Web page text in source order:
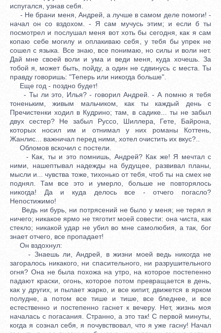
испугался, узнав себя.
- Не брани меня, Андрей, а лучше в самом деле помоги! -
начал он со вздохом. - Я сам мучусь этим; и если б ты
посмотрел и послушал меня вот хоть бы сегодня, как я сам
копаю себе могилу и оплакиваю себя, у тебя бы упрек не
сошел с языка. Все знаю, все понимаю, но силы и воли нет.
Дай мне своей воли и ума и веди меня, куда хочешь. За
тобой я, может быть, пойду, а один не сдвинусь с места. Ты
правду говоришь: "Теперь или никогда больше".
Еще год - поздно будет!
- Ты ли это, Илья? - говорил Андрей. - А помню я тебя
тоненьким, живым мальчиком, как ты каждый день с
Пречистенки ходил в Кудрино; там, в садике... ты не забыл
двух сестер? Не забыл Руссо, Шиллера, Гете, Байрона,
которых носил им и отнимал у них романы Коттень,
Жанлис... важничал перед ними, хотел очистить их вкус?..
Обломов вскочил с постели.
- Как, ты и это помнишь, Андрей? Как же! Я мечтал с
ними, нашептывал надежды на будущее, развивал планы,
мысли и... чувства тоже, тихонько от тебя, чтоб ты на смех не
поднял. Там все это и умерло, больше не повторялось
никогда! Да и куда делось все - отчего погасло?
Непостижимо!
Ведь ни бурь, ни потрясений не было у меня; не терял я
ничего; никакое ярмо не тяготит моей совести: она чиста, как
стекло; никакой удар не убил во мне самолюбия, а так, бог
знает отчего, все пропадает!
Он вздохнул:
- Знаешь ли, Андрей, в жизни моей ведь никогда не
загоралось никакого, ни спасительного, ни разрушительного
огня? Она не была похожа на утро, на которое постепенно
падают краски, огонь, которое потом превращается в день,
как у других, и пылает жарко, и все кипит, движется в ярком
полудне, а потом все тише и тише, все бледнее, и все
естественно и постепенно гаснет к вечеру. Нет, жизнь моя
началась с погасания. Странно, а это так! С первой минуты,
когда я сознал себя, я почувствовал, что я уже гасну! Начал